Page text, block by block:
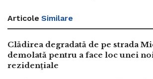
Articole Similare
Clădirea degradată de pe strada
demolată pentru a face loc unei
rezidențiale